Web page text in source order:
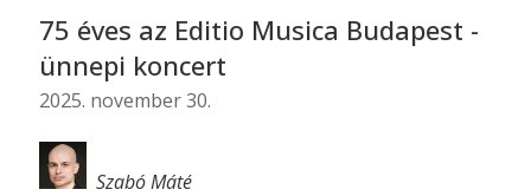
75 éves az Editio Musica Budapest -
ünnepi koncert
2025. november 30.
Szabó Máté